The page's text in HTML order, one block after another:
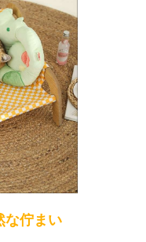
な佇まい